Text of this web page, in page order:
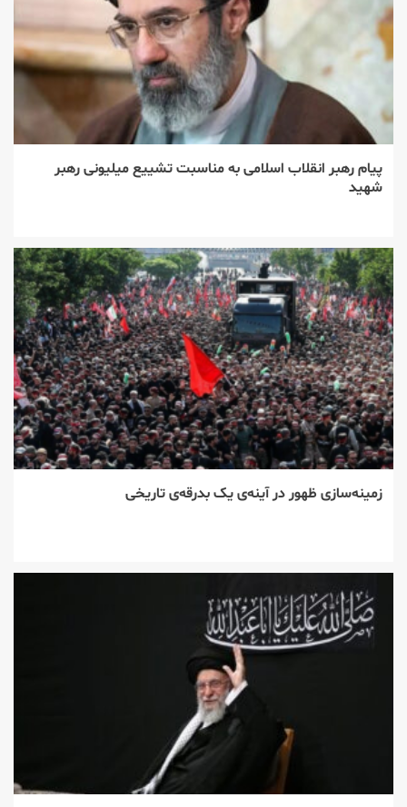
پیام رهبر انقلاب اسلامی به مناسبت تشییع میلیونی رهبر
شهید
زمینه‌سازی ظهور در آینه‌ی یک بدرقه‌ی تاریخی